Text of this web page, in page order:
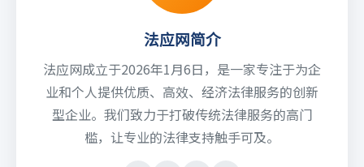
法应网简介
法应网成立于2026年1月6日，是一家专注于为企
业和个人提供优质、高效、经济法律服务的创新
型企业。我们致力于打破传统法律服务的高门
槛，让专业的法律支持触手可及。